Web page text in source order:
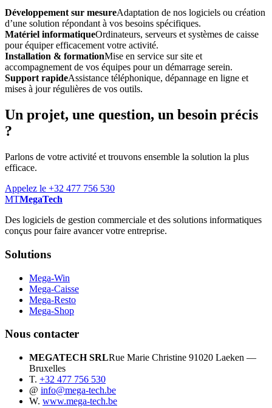
Développement sur mesureAdaptation de nos logiciels ou création
d’une solution répondant à vos besoins spécifiques.
Matériel informatiqueOrdinateurs, serveurs et systèmes de caisse
pour équiper efficacement votre activité.
Installation & formationMise en service sur site et
accompagnement de vos équipes pour un démarrage serein.
Support rapideAssistance téléphonique, dépannage en ligne et
mises à jour régulières de vos outils.
Un projet, une question, un besoin précis
?
Parlons de votre activité et trouvons ensemble la solution la plus
efficace.
Appelez le +32 477 756 530
MTMegaTech
Des logiciels de gestion commerciale et des solutions informatiques
conçus pour faire avancer votre entreprise.
Solutions
Mega-Win
Mega-Caisse
Mega-Resto
Mega-Shop
Nous contacter
MEGATECH SRLRue Marie Christine 91020 Laeken —
Bruxelles
T. +32 477 756 530
@ info@mega-tech.be
W. www.mega-tech.be